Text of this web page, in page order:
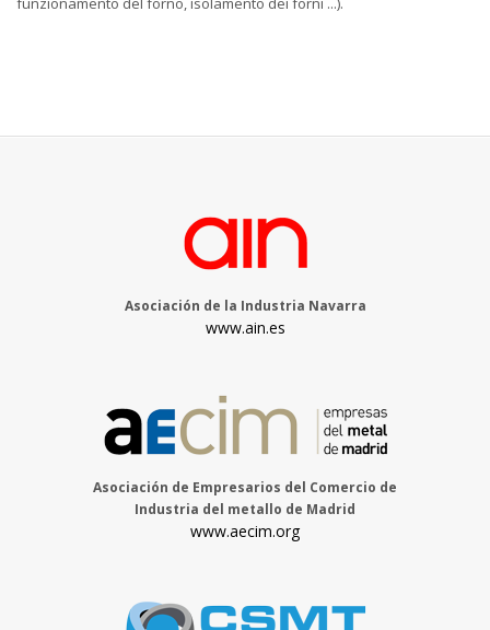
Asociación de la Industria Navarra
www.ain.es
Asociación de Empresarios del Comercio de
Industria del metallo de Madrid
www.aecim.org